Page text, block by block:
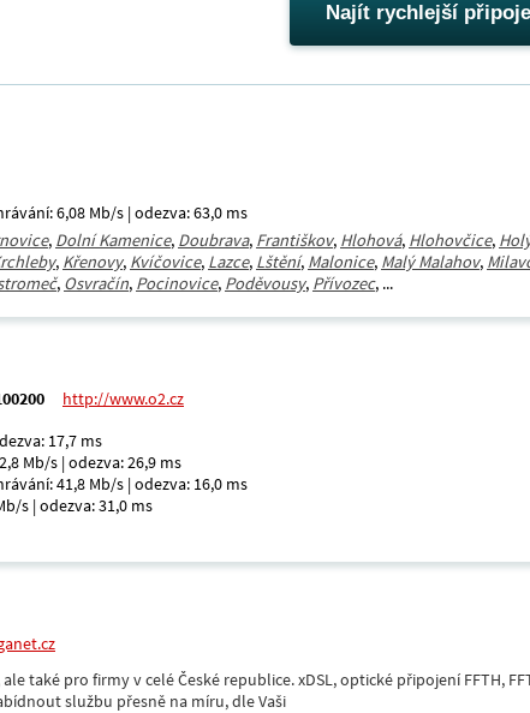
Najít rychlejší
6,08 Mb/s | odezva: 63,0 ms
, Dolní Kamenice, Doubrava, Františkov, Hlohová, Hlohovčice,
, Křenovy, Kvíčovice, Lazce, Lštění, Malonice, Malý Malahov,
, Osvračín, Pocinovice, Poděvousy, Přívozec, ...
http://www.o2.cz
17,7 ms
Mb/s | odezva: 26,9 ms
41,8 Mb/s | odezva: 16,0 ms
s | odezva: 31,0 ms
také pro firmy v celé České republice. xDSL, optické připojení FFTH,
službu přesně na míru, dle Vaši